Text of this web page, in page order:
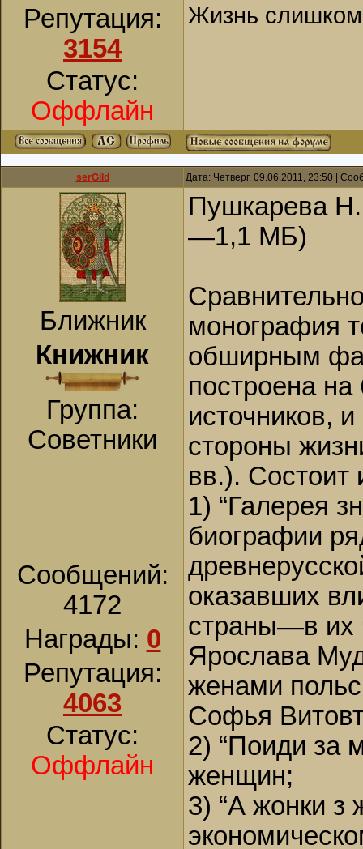
Репутация:
3154
Статус:
Оффлайн
Жизнь слишком
serGild Дата: Четверг, 09.06.2011, 23:50 |
Ближник
Книжник
Группа:
Советники
Сообщений:
4172
Награды: 0
Репутация:
4063
Статус:
Оффлайн
Пушкарева
—1,1 МБ)
монография
обширным
построена на
источников,
стороны
вв.). Состоит
1) “Галерея
биографии
оказавших
страны—в их
Ярослава
женами
Софья
2) “Поиди за
женщин;
3) “А жонки з